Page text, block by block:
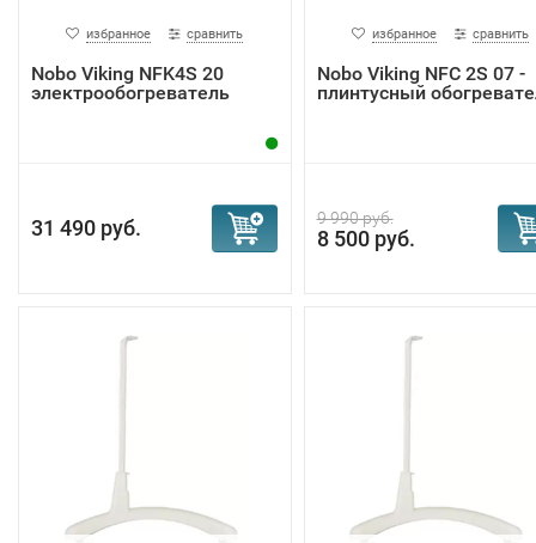
избранное сравнить
Nobo Viking NFK4S 20
электрообогреватель
31 490 руб.
избранное сравнить
Nobo Viking NFС 2S 07 -
плинтусный
9 990 руб.
8 500 руб.